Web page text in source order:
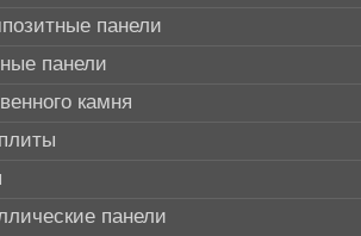
панели
панели
камня
панели